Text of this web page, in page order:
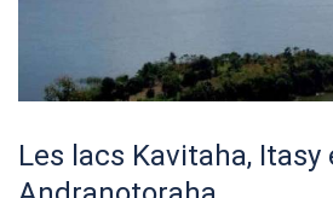
Les lacs Kavitaha, Itasy